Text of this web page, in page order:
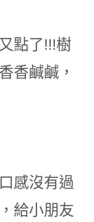
點了!!!樹
香鹹鹹，
感沒有過
給小朋友